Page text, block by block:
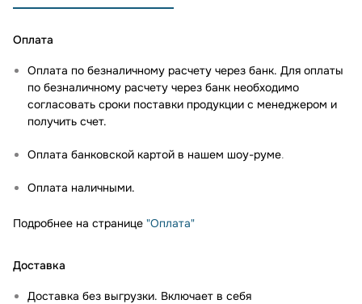
Оплата
Оплата по безналичному расчету через банк. Для оплаты
по безналичному расчету через банк необходимо
согласовать сроки поставки продукции с менеджером и
получить счет.
Оплата банковской картой в нашем шоу-руме.
Оплата наличными.
Подробнее на странице "Оплата"
Доставка
Доставка без выгрузки. Включает в себя